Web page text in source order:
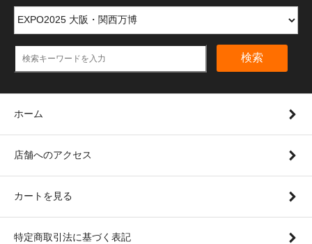
検索
ホーム
店舗へのアクセス
カートを見る
特定商取引法に基づく表記